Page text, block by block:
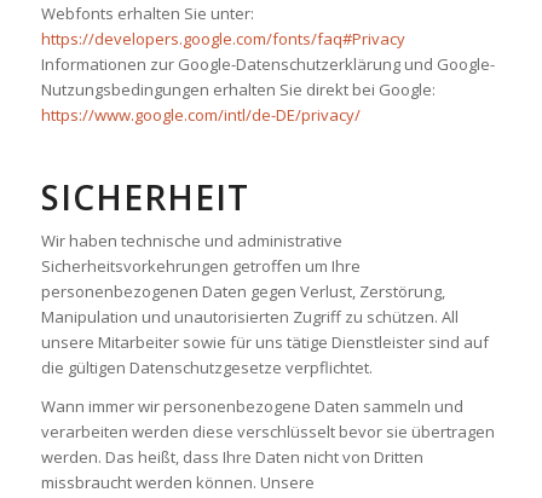
Webfonts erhalten Sie unter:
https://developers.google.com/fonts/faq#Privacy
Informationen zur Google-Datenschutzerklärung und Google-
Nutzungsbedingungen erhalten Sie direkt bei Google:
https://www.google.com/intl/de-DE/privacy/
SICHERHEIT
Wir haben technische und administrative
Sicherheitsvorkehrungen getroffen um Ihre
personenbezogenen Daten gegen Verlust, Zerstörung,
Manipulation und unautorisierten Zugriff zu schützen. All
unsere Mitarbeiter sowie für uns tätige Dienstleister sind auf
die gültigen Datenschutzgesetze verpflichtet.
Wann immer wir personenbezogene Daten sammeln und
verarbeiten werden diese verschlüsselt bevor sie übertragen
werden. Das heißt, dass Ihre Daten nicht von Dritten
missbraucht werden können. Unsere